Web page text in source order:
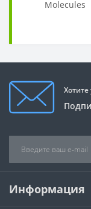
Информация